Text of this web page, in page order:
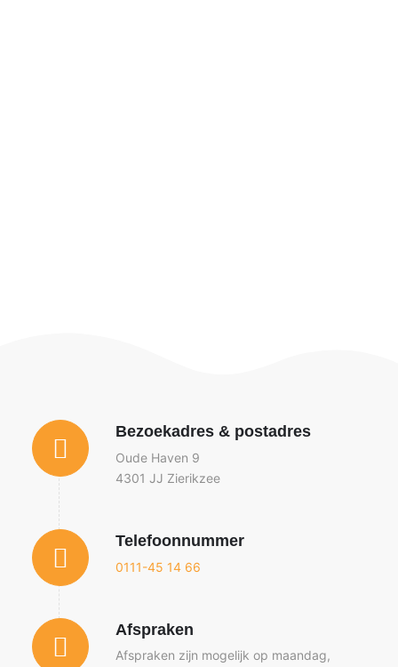
Bezoekadres & postadres
Oude Haven 9
4301 JJ Zierikzee
Telefoonnummer
0111-45 14 66
Afspraken
Afspraken zijn mogelijk op maandag,